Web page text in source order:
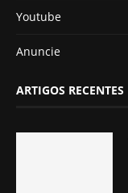
Youtube
Anuncie
ARTIGOS RECENTES